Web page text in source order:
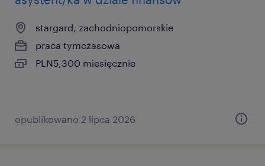
stargard, zachodniopomorskie
praca tymczasowa
PLN5,300 miesięcznie
opublikowano 2 lipca 2026